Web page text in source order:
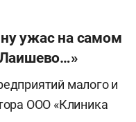
ужас на самом
малого и
ООО «Клиника